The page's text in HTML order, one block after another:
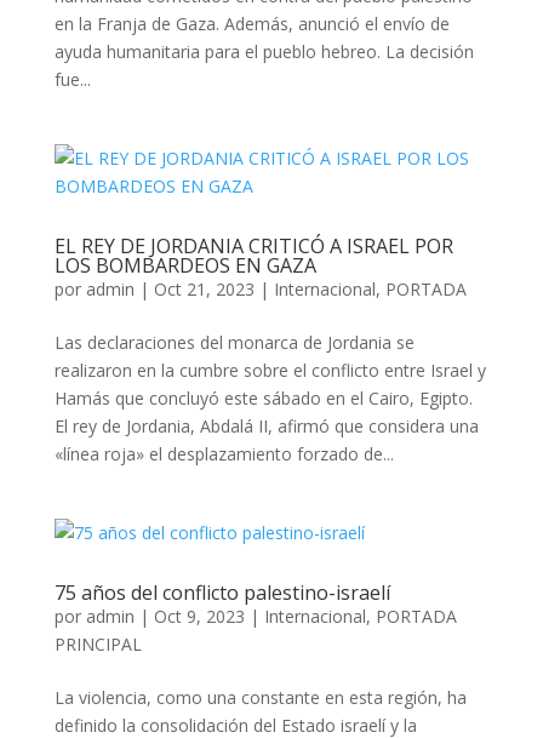
en la Franja de Gaza. Además, anunció el envío de
ayuda humanitaria para el pueblo hebreo. La decisión
fue...
EL REY DE JORDANIA CRITICÓ A ISRAEL POR
LOS BOMBARDEOS EN GAZA
por admin | Oct 21, 2023 | Internacional, PORTADA
Las declaraciones del monarca de Jordania se
realizaron en la cumbre sobre el conflicto entre Israel y
Hamás que concluyó este sábado en el Cairo, Egipto.
El rey de Jordania, Abdalá II, afirmó que considera una
«línea roja» el desplazamiento forzado de...
75 años del conflicto palestino-israelí
por admin | Oct 9, 2023 | Internacional, PORTADA
PRINCIPAL
La violencia, como una constante en esta región, ha
definido la consolidación del Estado israelí y la